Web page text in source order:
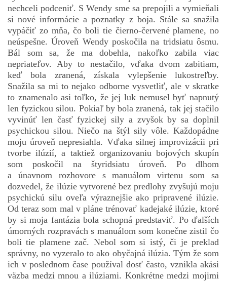
nechceli podceniť. S Wendy sme sa prepojili a vymieňali
si nové informácie a poznatky z boja. Stále sa snažila
vypáčiť zo mňa, čo boli tie čierno-červené plamene, no
neúspešne. Úroveň Wendy poskočila na tridsiatu ôsmu.
Bál som sa, že ma dobehla, nakoľko zabila viac
nepriateľov. Aby to nestačilo, vďaka dvom zabitiam,
keď bola zranená, získala vylepšenie lukostreľby.
Snažila sa mi to nejako odborne vysvetliť, ale v skratke
to znamenalo asi toľko, že jej luk nemusel byť napnutý
len fyzickou silou. Pokiaľ by bola zranená, tak jej stačilo
vyvinúť len časť fyzickej sily a zvyšok by sa doplnil
psychickou silou. Niečo na štýl sily vôle. Každopádne
moju úroveň nepresiahla. Vďaka silnej improvizácii pri
tvorbe ilúzií, a taktiež organizovaniu bojových skupín
som poskočil na štyridsiatu úroveň. Po dlhom
a únavnom rozhovore s manuálom virtenu som sa
dozvedel, že ilúzie vytvorené bez predlohy zvyšujú moju
psychickú silu oveľa výraznejšie ako pripravené ilúzie.
Od teraz som mal v pláne trénovať kadejaké ilúzie, ktoré
by si moja fantázia bola schopná predstaviť. Po ďalších
úmorných rozpravách s manuálom som konečne zistil čo
boli tie plamene zač. Nebol som si istý, či je preklad
správny, no vyzeralo to ako obyčajná ilúzia. Tým že som
ich v poslednom čase používal dosť často, vznikla akási
väzba medzi mnou a ilúziami. Konkrétne medzi mojimi